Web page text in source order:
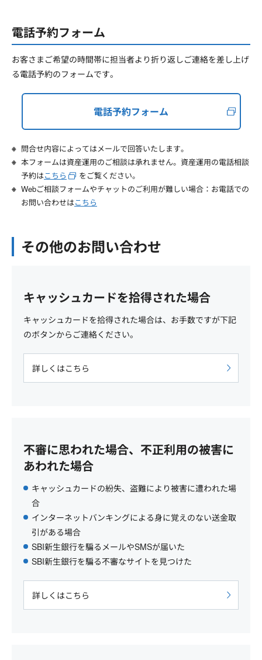
電話予約フォーム
お客さまご希望の時間帯に担当者より折り返しご連絡を差し上げ
る電話予約のフォームです。
電話予約フォーム
問合せ内容によってはメールで回答いたします。
本フォームは資産運用のご相談は承れません。資産運用の電話相談
予約はこちら
をご覧ください。
Webご相談フォームやチャットのご利用が難しい場合：お電話での
お問い合わせはこちら
その他のお問い合わせ
キャッシュカードを拾得された場合
キャッシュカードを拾得された場合は、お手数ですが下記
のボタンからご連絡ください。
詳しくはこちら
不審に思われた場合、不正利用の被害に
あわれた場合
キャッシュカードの紛失、盗難により被害に遭われた場
合
インターネットバンキングによる身に覚えのない送金取
引がある場合
SBI新生銀行を騙るメールやSMSが届いた
SBI新生銀行を騙る不審なサイトを見つけた
詳しくはこちら